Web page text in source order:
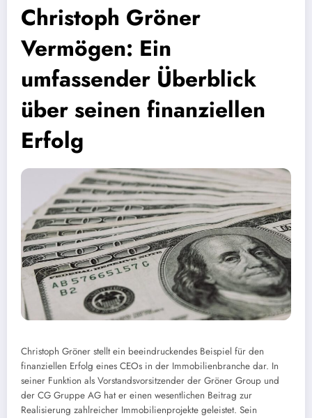
Christoph Gröner
Vermögen: Ein
umfassender Überblick
über seinen finanziellen
Erfolg
Christoph Gröner stellt ein beeindruckendes Beispiel für den
finanziellen Erfolg eines CEOs in der Immobilienbranche dar. In
seiner Funktion als Vorstandsvorsitzender der Gröner Group und
der CG Gruppe AG hat er einen wesentlichen Beitrag zur
Realisierung zahlreicher Immobilienprojekte geleistet. Sein